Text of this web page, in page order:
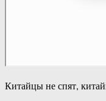
Китайцы не спят,